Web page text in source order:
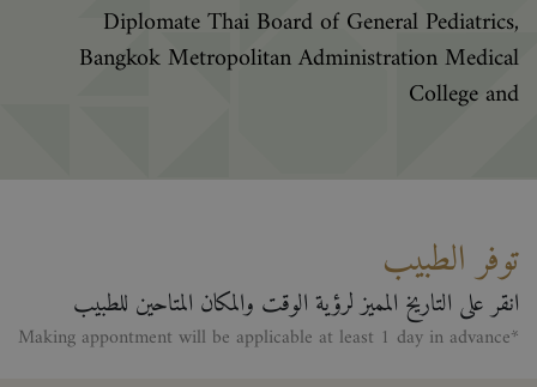
Diplomate Thai Board of General Pediatrics,
Bangkok Metropolitan Administration Medical
College and
توفر الطبيب
انقر على التاريخ المميز لرؤية الوقت والمكان المتاحين للطبيب
*Making appontment will be applicable at least 1 day in advance